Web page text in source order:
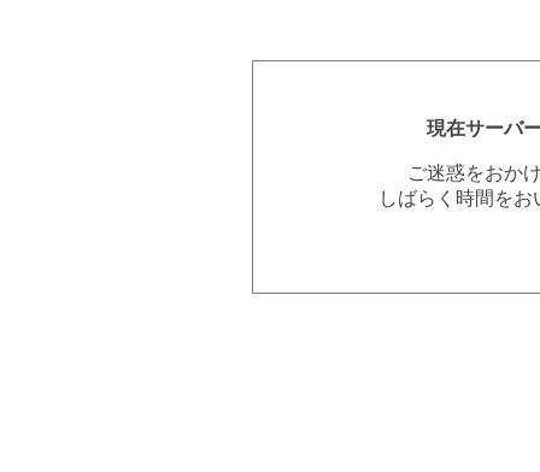
現在サーバ
ご迷惑をおか
しばらく時間を